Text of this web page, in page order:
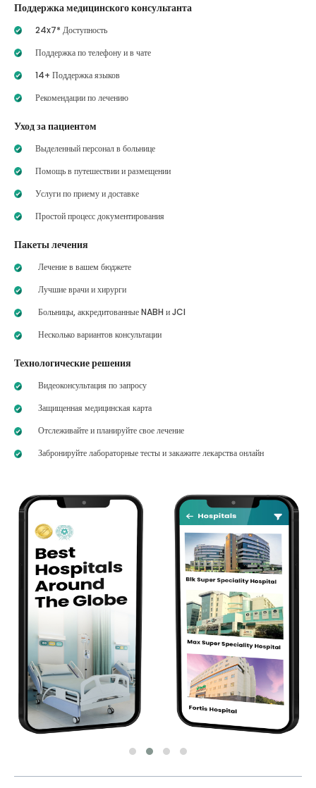
Поддержка медицинского консультанта
24x7* Доступность
Поддержка по телефону и в чате
14+ Поддержка языков
Рекомендации по лечению
Уход за пациентом
Выделенный персонал в больнице
Помощь в путешествии и размещении
Услуги по приему и доставке
Простой процесс документирования
Пакеты лечения
Лечение в вашем бюджете
Лучшие врачи и хирурги
Больницы, аккредитованные NABH и JCI
Несколько вариантов консультации
Технологические решения
Видеоконсультация по запросу
Защищенная медицинская карта
Отслеживайте и планируйте свое лечение
Забронируйте лабораторные тесты и закажите лекарства онлайн